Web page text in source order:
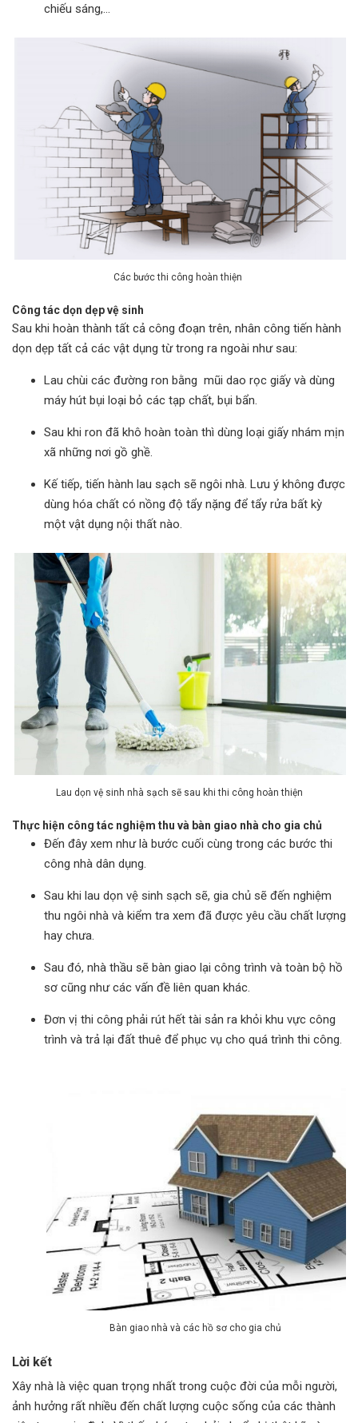
chiếu sáng,…
Các bước thi công hoàn thiện
Công tác dọn dẹp vệ sinh
Sau khi hoàn thành tất cả công đoạn trên, nhân công tiến hành
dọn dẹp tất cả các vật dụng từ trong ra ngoài như sau:
Lau chùi các đường ron bằng mũi dao rọc giấy và dùng
máy hút bụi loại bỏ các tạp chất, bụi bẩn.
Sau khi ron đã khô hoàn toàn thì dùng loại giấy nhám mịn
xã những nơi gồ ghề.
Kế tiếp, tiến hành lau sạch sẽ ngôi nhà. Lưu ý không được
dùng hóa chất có nồng độ tẩy nặng để tẩy rửa bất kỳ
một vật dụng nội thất nào.
Lau dọn vệ sinh nhà sạch sẽ sau khi thi công hoàn thiện
Thực hiện công tác nghiệm thu và bàn giao nhà cho gia chủ
Đến đây xem như là bước cuối cùng trong các bước thi
công nhà dân dụng.
Sau khi lau dọn vệ sinh sạch sẽ, gia chủ sẽ đến nghiệm
thu ngôi nhà và kiểm tra xem đã được yêu cầu chất lượng
hay chưa.
Sau đó, nhà thầu sẽ bàn giao lại công trình và toàn bộ hồ
sơ cũng như các vấn đề liên quan khác.
Đơn vị thi công phải rút hết tài sản ra khỏi khu vực công
trình và trả lại đất thuê để phục vụ cho quá trình thi công.
Bàn giao nhà và các hồ sơ cho gia chủ
Lời kết
Xây nhà là việc quan trọng nhất trong cuộc đời của mỗi người,
ảnh hưởng rất nhiều đến chất lượng cuộc sống của các thành